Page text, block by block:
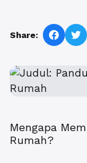
Share:
Mengapa
Rumah?